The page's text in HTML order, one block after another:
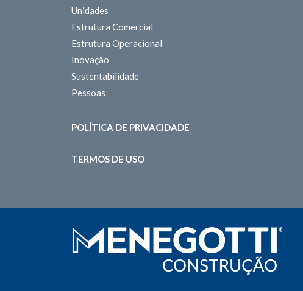
Unidades
Estrutura Comercial
Estrutura Operacional
Inovação
Sustentabilidade
Pessoas
POLÍTICA DE PRIVACIDADE
TERMOS DE USO